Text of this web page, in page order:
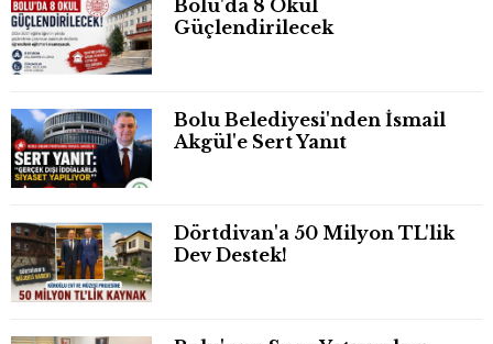
Bolu'da 8 Okul
Güçlendirilecek
Bolu Belediyesi'nden İsmail
Akgül'e Sert Yanıt
Dörtdivan'a 50 Milyon TL'lik
Dev Destek!